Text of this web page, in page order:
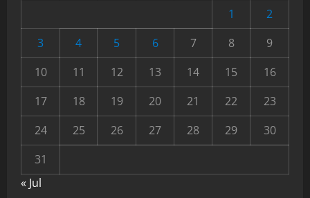
1
2
3
4 5 6 7 8
9
10
11 12 13 14 15
16
17
18 19 20 21 22
23
24
25 26 27 28 29
30
31
« Jul